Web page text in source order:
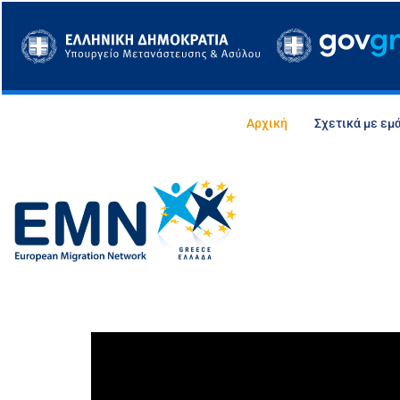
στο
περιεχόμενο
Αρχική Σχετικά με